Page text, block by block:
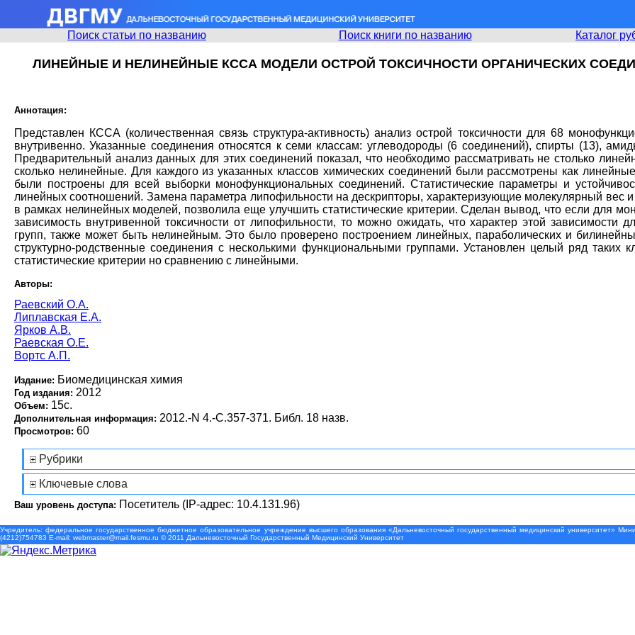
Поиск статьи по названию Поиск книги по названию Каталог
ЛИНЕЙНЫЕ И НЕЛИНЕЙНЫЕ КССА МОДЕЛИ ОСТРОЙ ТОКСИЧНОСТИ ОРГАНИЧЕСКИХ
Аннотация:
Представлен КССА (количественная связь структура-активность) анализ острой токсичности для 68
внутривенно. Указанные соединения относятся к семи классам: углеводороды (6 соединений), спирты (13),
Предварительный анализ данных для этих соединений показал, что необходимо рассматривать не столько
сколько нелинейные. Для каждого из указанных классов химических соединений были рассмотрены как
были построены для всей выборки монофункциональных соединений. Статистические параметры и
линейных соотношений. Замена параметра липофильности на дескрипторы, характеризующие молекулярный вес
в рамках нелинейных моделей, позволила еще улучшить статистические критерии. Сделан вывод, что если для
зависимость внутривенной токсичности от липофильности, то можно ожидать, что характер этой зависимости
групп, также может быть нелинейным. Это было проверено построением линейных, параболических и
структурно-родственные соединения с несколькими функциональными группами. Установлен целый ряд
статистические критерии но сравнению с линейными.
Авторы:
Раевский О.А.
Липлавская Е.А.
Ярков А.В.
Раевская О.Е.
Вортс А.П.
Издание: Биомедицинская химия
Год издания: 2012
Объем: 15с.
Дополнительная информация: 2012.-N 4.-С.357-371. Библ. 18 назв.
Просмотров: 60
Рубрики
Ключевые слова
Ваш уровень доступа: Посетитель (IP-адрес: 10.4.131.96)
Учредитель: федеральное государственное бюджетное образовательное учреждение высшего образования «Дальневосточный государственный медицинский университет»
(4212)754783 Е-mail: webmaster@mail.fesmu.ru © 2011 Дальневосточный Государственный Медицинский Университет